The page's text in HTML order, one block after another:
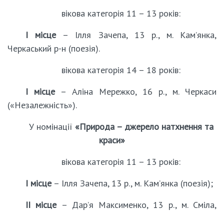
вікова категорія 11 – 13 років:
І місце– Ілля Зачепа, 13 р., м. Кам’янка,
Черкаський р-н (поезія).
вікова категорія 14 – 18 років:
І місце– Аліна Мережко, 16 р., м. Черкаси
(«Незалежність»).
У номінації «Природа – джерело натхнення та
краси»
вікова категорія 11 – 13 років:
І місце– Ілля Зачепа, 13 р., м. Кам’янка (поезія);
ІІ місце– Дар’я Максименко, 13 р., м. Сміла,